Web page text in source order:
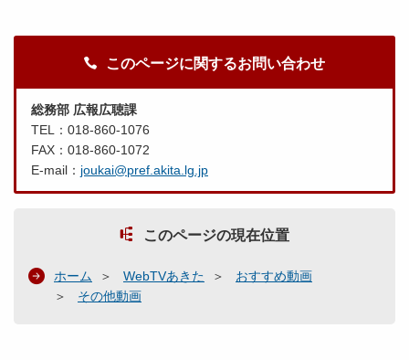
このページに関するお問い合わせ
総務部 広報広聴課
TEL：018-860-1076
FAX：018-860-1072
E-mail： joukai@pref.akita.lg.jp
このページの現在位置
ホーム WebTVあきた
おすすめ動画
その他動画